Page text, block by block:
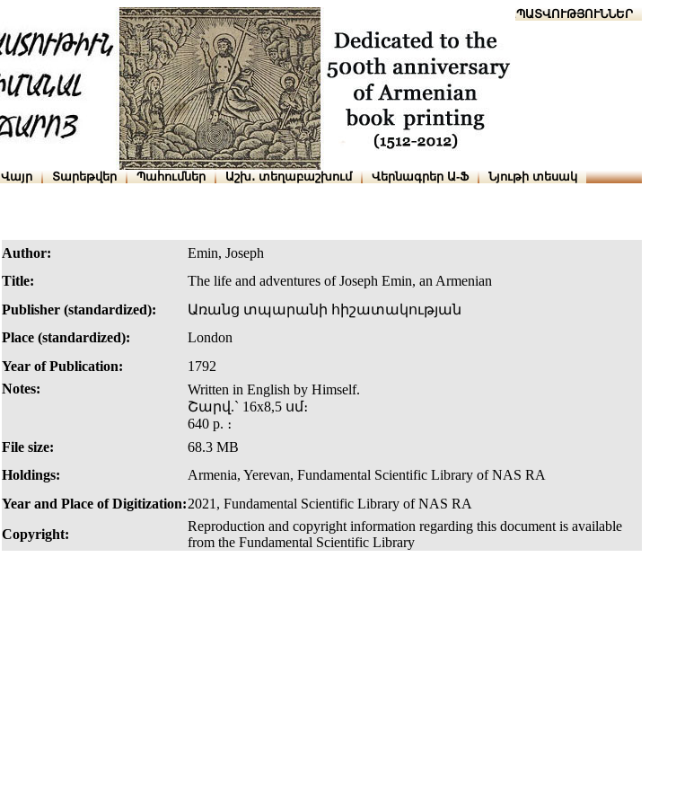
ՆԱԽԱՊԱՏՎՈՒԹՅՈՒՆՆԵՐ
Վայր Տարեթվեր Պահումներ Աշխ․ տեղաբաշխում Վերնագրեր Ա-Ֆ Նյութի տեսակ
Author:
Emin, Joseph
Title:
The life and adventures of Joseph Emin, an Armenian
Publisher (standardized):
Առանց տպարանի հիշատակության
Place (standardized):
London
Year of Publication:
1792
Notes:
Written in English by Himself.
Շարվ.` 16x8,5 սմ։
640 p. ։
File size:
68.3 MB
Holdings:
Armenia, Yerevan, Fundamental Scientific Library of NAS RA
Year and Place of Digitization:2021, Fundamental Scientific Library of NAS RA
Copyright:
Reproduction and copyright information regarding this document is available
from the Fundamental Scientific Library